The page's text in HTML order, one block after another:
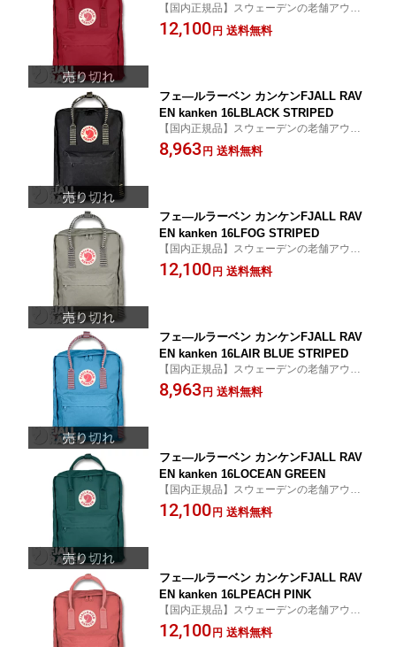
【国内正規品】スウェーデンの老舗アウト
ドアブランド FJALL RAVENの人気バック
パック
12,100 円 送料無料
フェ—ルラーベン カンケンFJALL RAV
EN kanken 16LBLACK STRIPED
【国内正規品】スウェーデンの老舗アウト
ドアブランド FJALL RAVENの人気バック
パック
8,963 円 送料無料
フェ—ルラーベン カンケンFJALL RAV
EN kanken 16LFOG STRIPED
【国内正規品】スウェーデンの老舗アウト
ドアブランド FJALL RAVENの人気バック
パック
12,100 円 送料無料
フェ—ルラーベン カンケンFJALL RAV
EN kanken 16LAIR BLUE STRIPED
【国内正規品】スウェーデンの老舗アウト
ドアブランド FJALL RAVENの人気バック
パック
8,963 円 送料無料
フェ—ルラーベン カンケンFJALL RAV
EN kanken 16LOCEAN GREEN
【国内正規品】スウェーデンの老舗アウト
ドアブランド FJALL RAVENの人気バック
パック
12,100 円 送料無料
フェ—ルラーベン カンケンFJALL RAV
EN kanken 16LPEACH PINK
【国内正規品】スウェーデンの老舗アウト
ドアブランド FJALL RAVENの人気バック
パック
12,100 円 送料無料